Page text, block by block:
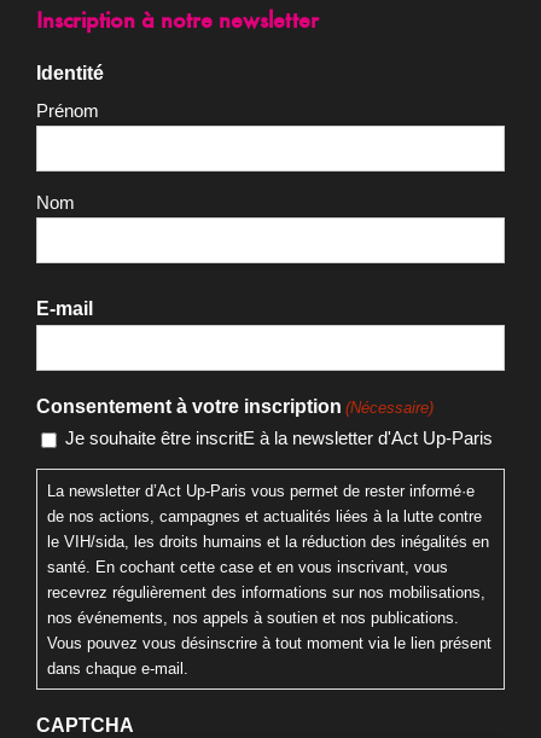
Inscription à notre newsletter
Identité
Prénom
Nom
E-mail
Consentement à votre inscription (Nécessaire)
Je souhaite être inscritE à la newsletter d'Act Up-Paris
La newsletter d’Act Up-Paris vous permet de rester informé·e
de nos actions, campagnes et actualités liées à la lutte contre
le VIH/sida, les droits humains et la réduction des inégalités en
santé. En cochant cette case et en vous inscrivant, vous
recevrez régulièrement des informations sur nos mobilisations,
nos événements, nos appels à soutien et nos publications.
Vous pouvez vous désinscrire à tout moment via le lien présent
dans chaque e-mail.
CAPTCHA